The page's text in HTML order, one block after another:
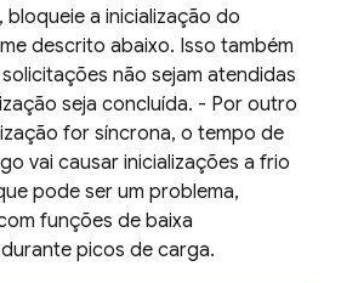
bloqueie a inicialização do
descrito abaixo. Isso também
não sejam atendidas
seja concluída. - Por outro
for síncrona, o tempo de
vai causar inicializações a frio
pode ser um problema,
funções de baixa
picos de carga.